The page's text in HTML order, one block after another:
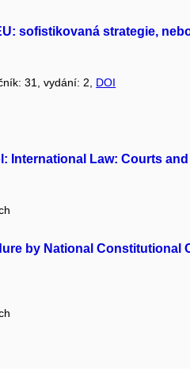
sofistikovaná strategie,
31, vydání: 2, DOI
International Law: Courts
by National Constitutional